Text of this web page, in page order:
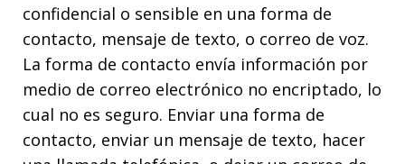
confidencial o sensible en una forma de
contacto, mensaje de texto, o correo de voz.
La forma de contacto envía información por
medio de correo electrónico no encriptado, lo
cual no es seguro. Enviar una forma de
contacto, enviar un mensaje de texto, hacer